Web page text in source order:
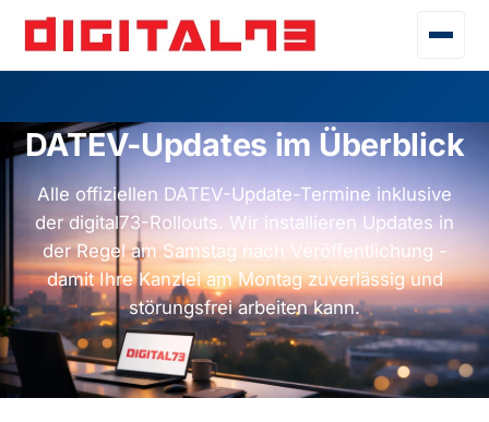
DATEV-Updates im Überblick
Alle offiziellen DATEV-Update-Termine inklusive
der digital73-Rollouts. Wir installieren Updates in
der Regel am Samstag nach Veröffentlichung -
damit Ihre Kanzlei am Montag zuverlässig und
störungsfrei arbeiten kann.